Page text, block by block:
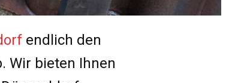
endlich den
Wir bieten Ihnen